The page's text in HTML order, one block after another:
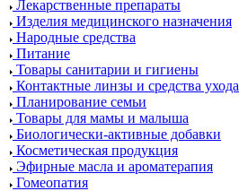
Лекарственные препараты
Изделия медицинского назначения
Народные средства
Питание
Товары санитарии и гигиены
Контактные линзы и средства ухода
Планирование семьи
Товары для мамы и малыша
Биологически-активные добавки
Косметическая продукция
Эфирные масла и ароматерапия
Гомеопатия